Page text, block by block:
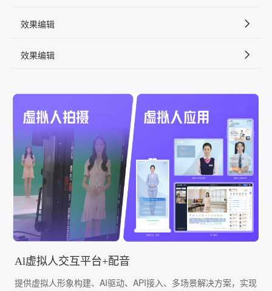
效果编辑
效果编辑
Al虚拟人交互平台+配音
提供虚拟人形象构建、AI驱动、API接入、多场景解决方案，实现